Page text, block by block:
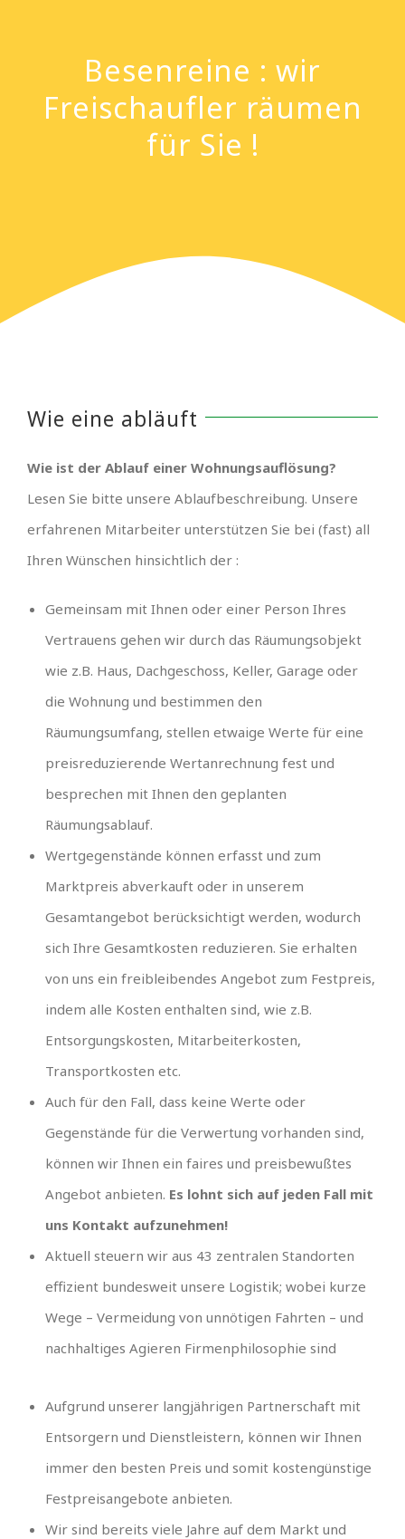
Besenreine : wir
Freischaufler räumen
für Sie !
Wie eine abläuft
Wie ist der Ablauf einer Wohnungsauflösung?
Lesen Sie bitte unsere Ablaufbeschreibung. Unsere
erfahrenen Mitarbeiter unterstützen Sie bei (fast) all
Ihren Wünschen hinsichtlich der :
Gemeinsam mit Ihnen oder einer Person Ihres
Vertrauens gehen wir durch das Räumungsobjekt
wie z.B. Haus, Dachgeschoss, Keller, Garage oder
die Wohnung und bestimmen den
Räumungsumfang, stellen etwaige Werte für eine
preisreduzierende Wertanrechnung fest und
besprechen mit Ihnen den geplanten
Räumungsablauf.
Wertgegenstände können erfasst und zum
Marktpreis abverkauft oder in unserem
Gesamtangebot berücksichtigt werden, wodurch
sich Ihre Gesamtkosten reduzieren. Sie erhalten
von uns ein freibleibendes Angebot zum Festpreis,
indem alle Kosten enthalten sind, wie z.B.
Entsorgungskosten, Mitarbeiterkosten,
Transportkosten etc.
Auch für den Fall, dass keine Werte oder
Gegenstände für die Verwertung vorhanden sind,
können wir Ihnen ein faires und preisbewußtes
Angebot anbieten. Es lohnt sich auf jeden Fall mit
uns Kontakt aufzunehmen!
Aktuell steuern wir aus 43 zentralen Standorten
effizient bundesweit unsere Logistik; wobei kurze
Wege – Vermeidung von unnötigen Fahrten – und
nachhaltiges Agieren Firmenphilosophie sind
Aufgrund unserer langjährigen Partnerschaft mit
Entsorgern und Dienstleistern, können wir Ihnen
immer den besten Preis und somit kostengünstige
Festpreisangebote anbieten.
Wir sind bereits viele Jahre auf dem Markt und